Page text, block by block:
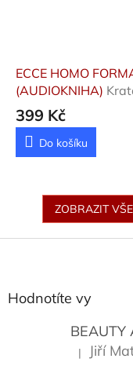
ECCE HOMO
(AUDIOKNIHA)
Radim
399 Kč
Do košíku
ZOBRAZIT
Hodnotíte vy
BEAUTY
Hodnocení
| Jiří